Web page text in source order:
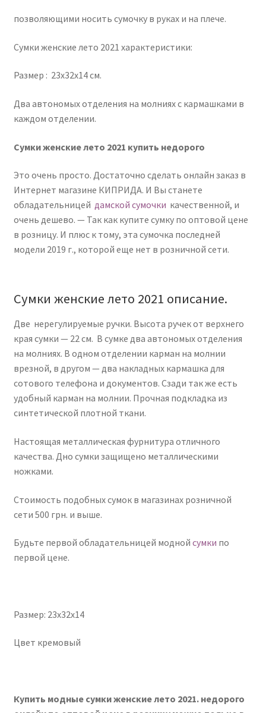
позволяющими носить сумочку в руках и на плече.
Сумки женские лето 2021 характеристики:
Размер : 23х32х14 см.
Два автономых отделения на молниях с кармашками в
каждом отделении.
Сумки женские лето 2021 купить недорого
Это очень просто. Достаточно сделать онлайн заказ в
Интернет магазине КИПРИДА. И Вы станете
обладательницей дамской сумочки качественной, и
очень дешево. — Так как купите сумку по оптовой цене
в розницу. И плюс к тому, эта сумочка последней
модели 2019 г., которой еще нет в розничной сети.
Сумки женские лето 2021 описание.
Две нерегулируемые ручки. Высота ручек от верхнего
края сумки — 22 см. В сумке два автономых отделения
на молниях. В одном отделении карман на молнии
врезной, в другом — два накладных кармашка для
сотового телефона и документов. Сзади так же есть
удобный карман на молнии. Прочная подкладка из
синтетической плотной ткани.
Настоящая металлическая фурнитура отличного
качества. Дно сумки защищено металлическими
ножками.
Стоимость подобных сумок в магазинах розничной
сети 500 грн. и выше.
Будьте первой обладательницей модной сумки по
первой цене.
Размер: 23x32x14
Цвет кремовый
Купить модные сумки женские лето 2021. недорого